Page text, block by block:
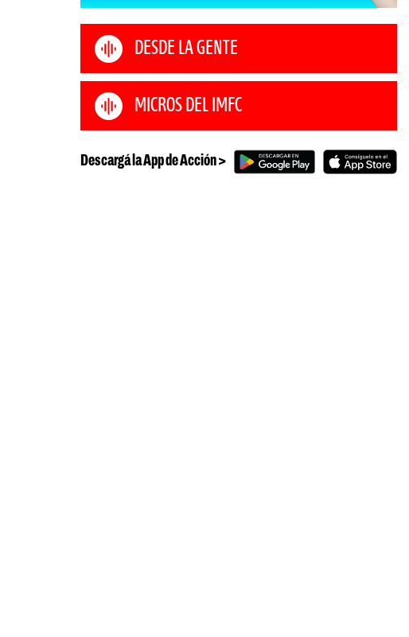
DESDE LA GENTE
MICROS DEL IMFC
Descargá la App de Acción >